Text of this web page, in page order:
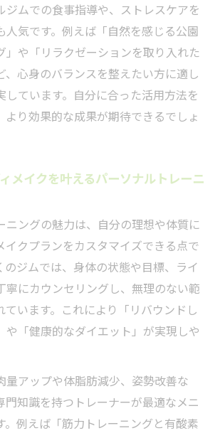
ジムでの食事指導や、ストレスケアを
人気です。例えば「自然を感じる公園
」や「リラクゼーションを取り入れた
、心身のバランスを整えたい方に適し
しています。自分に合った活用方法を
より効果的な成果が期待できるでしょ
メイクを叶えるパーソナルトレーニ
ニングの魅力は、自分の理想や体質に
イクプランをカスタマイズできる点で
のジムでは、身体の状態や目標、ライ
寧にカウンセリングし、無理のない範
ています。これにより「リバウンドし
や「健康的なダイエット」が実現しや
量アップや体脂肪減少、姿勢改善な
門知識を持つトレーナーが最適なメニ
。例えば「筋力トレーニングと有酸素